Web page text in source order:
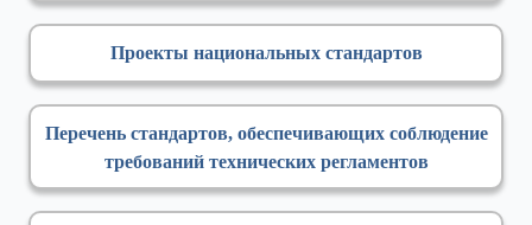
Проекты национальных стандартов
Перечень стандартов, обеспечивающих соблюдение
требований технических регламентов